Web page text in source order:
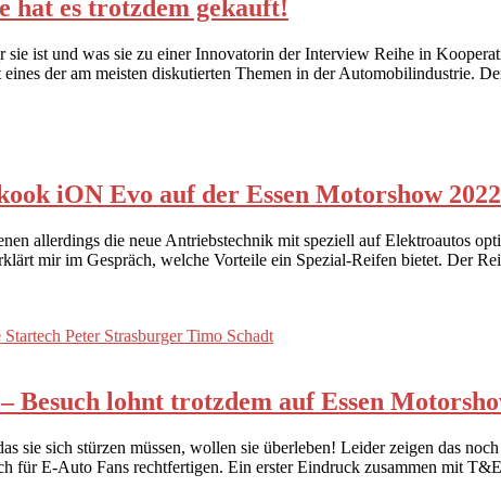
hat es trotzdem gekauft!
ist und was sie zu einer Innovatorin der Interview Reihe in
der am meisten diskutierten Themen in der Automobilindustrie.
iON Evo auf der Essen Motorshow 2022
allerdings die neue Antriebstechnik mit speziell auf Elektroautos
mir im Gespräch, welche Vorteile ein Spezial-Reifen bietet. Der
lohnt trotzdem auf Essen
sie sich stürzen müssen, wollen sie überleben! Leider zeigen das
für E-Auto Fans rechtfertigen. Ein erster Eindruck zusammen mit